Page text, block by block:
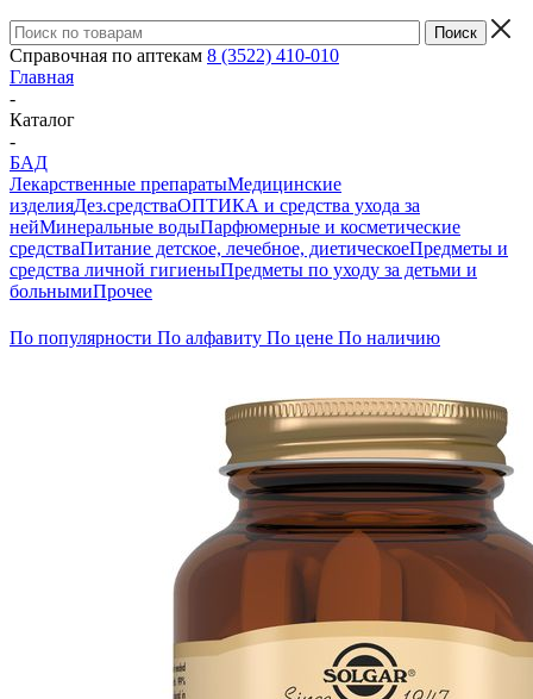
Справочная по аптекам 8 (3522) 410-010
Главная
-
Каталог
-
БАД
Лекарственные препаратыМедицинские
изделияДез.средстваОПТИКА и средства ухода за
нейМинеральные водыПарфюмерные и косметические
средстваПитание детское, лечебное, диетическоеПредметы и
средства личной гигиеныПредметы по уходу за детьми и
больнымиПрочее
По популярности По алфавиту По цене По наличию